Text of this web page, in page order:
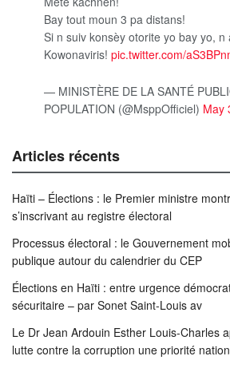
Bay tout moun 3 pa distans!
Si n suiv konsèy otorite yo bay yo, n
Kowonaviris! pic.twitter.com/
— MINISTÈRE DE LA SANTÉ
POPULATION (@MsppOfficiel) May
Articles récents
Haïti – Élections : le Premier ministre
s’inscrivant au registre électoral
Processus électoral : le Gouvernement
publique autour du calendrier du CEP
Élections en Haïti : entre urgence
sécuritaire – par Sonet Saint-Louis av
Le Dr Jean Ardouin Esther Louis-Charles
lutte contre la corruption une priorité